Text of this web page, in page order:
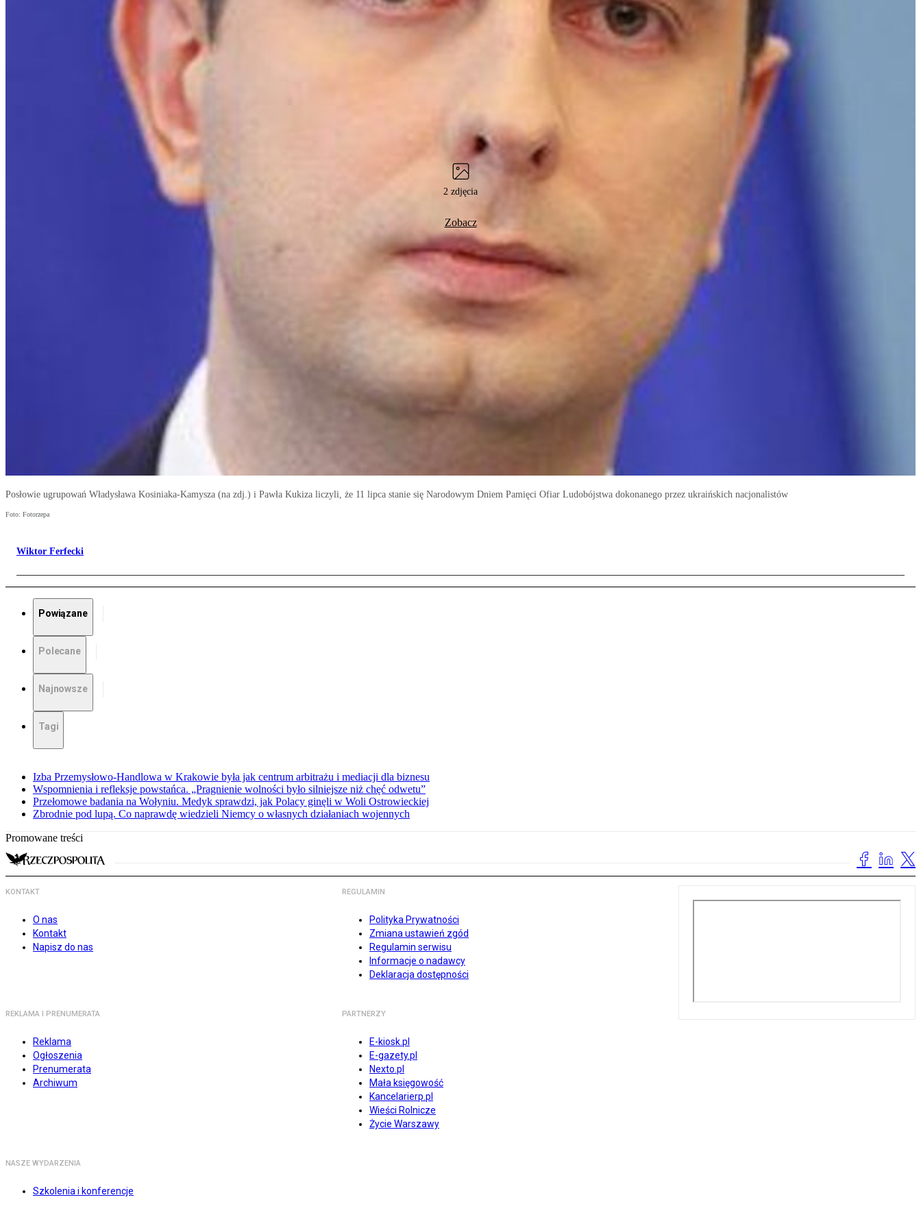
2 zdjęcia
Zobacz
Posłowie ugrupowań Władysława Kosiniaka-Kamysza (na zdj.) i Pawła Kukiza liczyli, że 11 lipca stanie się Narodowym Dniem Pamięci Ofiar Ludobójstwa dokonanego przez ukraińskich nacjonalistów
Foto: Fotorzepa
Wiktor Ferfecki
Powiązane
Polecane
Najnowsze
Tagi
Izba Przemysłowo-Handlowa w Krakowie była jak centrum arbitrażu i mediacji dla biznesu
Wspomnienia i refleksje powstańca. „Pragnienie wolności było silniejsze niż chęć odwetu”
Przełomowe badania na Wołyniu. Medyk sprawdzi, jak Polacy ginęli w Woli Ostrowieckiej
Zbrodnie pod lupą. Co naprawdę wiedzieli Niemcy o własnych działaniach wojennych
Promowane treści
KONTAKT
O nas
Kontakt
Napisz do nas
REGULAMIN
Polityka Prywatności
Zmiana ustawień zgód
Regulamin serwisu
Informacje o nadawcy
Deklaracja dostępności
REKLAMA I PRENUMERATA
Reklama
Ogłoszenia
Prenumerata
Archiwum
PARTNERZY
E-kiosk.pl
E-gazety.pl
Nexto.pl
Mała księgowość
Kancelarierp.pl
Wieści Rolnicze
Życie Warszawy
NASZE WYDARZENIA
Szkolenia i konferencje